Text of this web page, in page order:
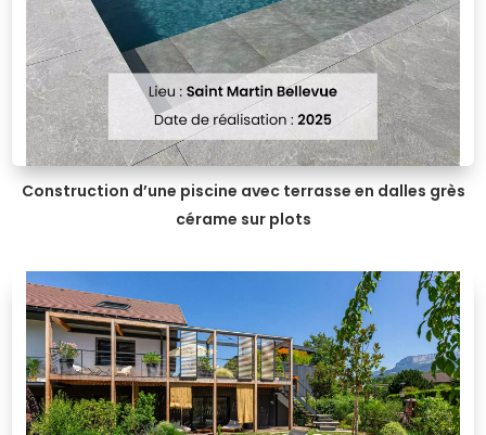
Construction d’une piscine avec terrasse en dalles grès
cérame sur plots